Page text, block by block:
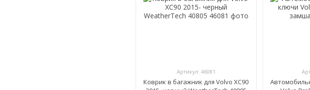
Артикул: 46081
Коврик в багажник для Volvo XC90